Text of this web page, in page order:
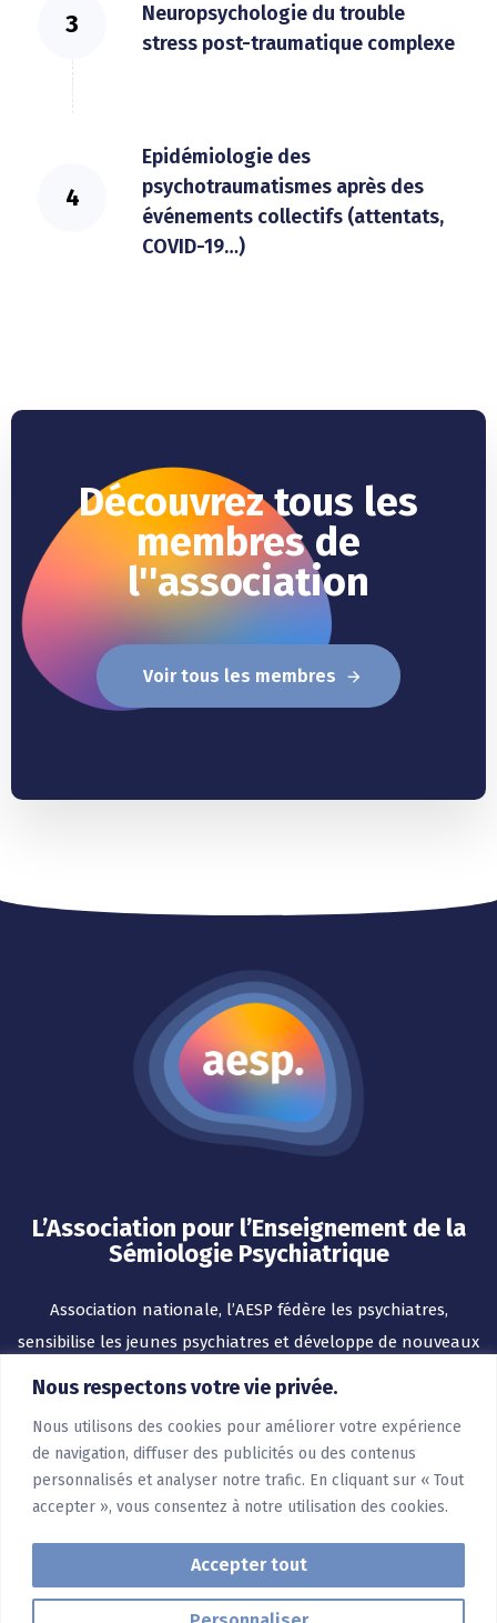
Nous respectons votre vie privée.
Nous utilisons des cookies pour améliorer votre expérience
de navigation, diffuser des publicités ou des contenus
personnalisés et analyser notre trafic. En cliquant sur « Tout
accepter », vous consentez à notre utilisation des cookies.
Accepter tout
Neuropsychologie du trouble
stress post-traumatique complexe
Epidémiologie des
psychotraumatismes après des
événements collectifs (attentats,
COVID-19…)
Découvrez tous les
membres de
l''association
Voir tous les membres
L’Association pour l’Enseignement de la
Sémiologie Psychiatrique
Association nationale, l’AESP fédère les psychiatres,
sensibilise les jeunes psychiatres et développe de nouveaux
outils pour l’enseignement.